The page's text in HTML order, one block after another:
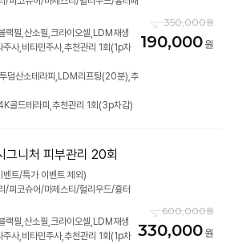
랙필,산소필,크라이오셀,LDM재생
사,비타민주사,추천관리 1회(1p차
덤산소테라피,LDM리프팅(20분),추
골드테라피,추천관리 1회(3p차감)
350,000
190,000
니처 피부관리 20회
트/특가 이벤트 제외)
/피코슈어/마제스티/헐리우드/흉터
랙필,산소필,크라이오셀,LDM재생
사,비타민주사,추천관리 1회(1p차
600,000
330,000